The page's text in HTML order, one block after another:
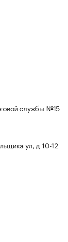
службы №15
ул, д 10-12